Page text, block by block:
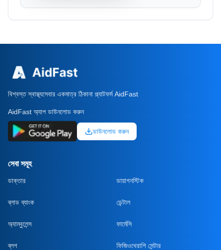
বিশ্বস্ত স্বাস্থ্যসেবার একমাত্র ঠিকানা প্ল্যাটফর্ম AidFast
AidFast অ্যাপ ডাউনলোড করুন
ডাউনলোড করুন
সেবা সমূহ
ডাক্তার ডায়াগনস্টিক
ব্লাড ব্যাংক ডেন্টাল
অ্যাম্বুলেন্স ফার্মেসি
ব্লগ ফিজিওথেরাপি সেন্টার